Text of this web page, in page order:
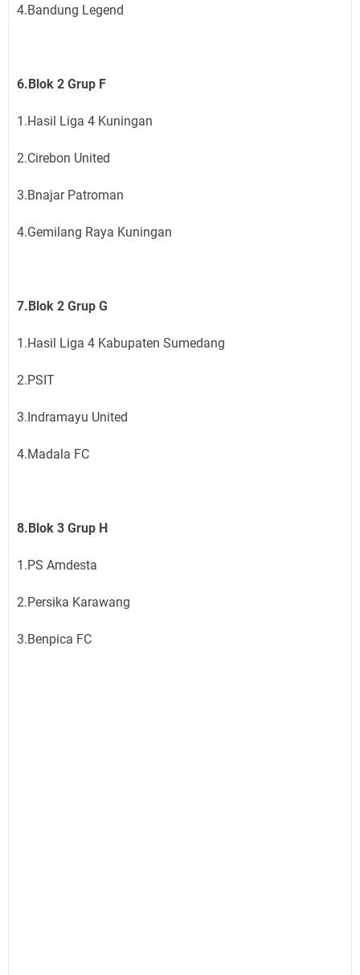
4.Bandung Legend
6.Blok 2 Grup F
1.Hasil Liga 4 Kuningan
2.Cirebon United
3.Bnajar Patroman
4.Gemilang Raya Kuningan
7.Blok 2 Grup G
1.Hasil Liga 4 Kabupaten Sumedang
2.PSIT
3.Indramayu United
4.Madala FC
8.Blok 3 Grup H
1.PS Amdesta
2.Persika Karawang
3.Benpica FC